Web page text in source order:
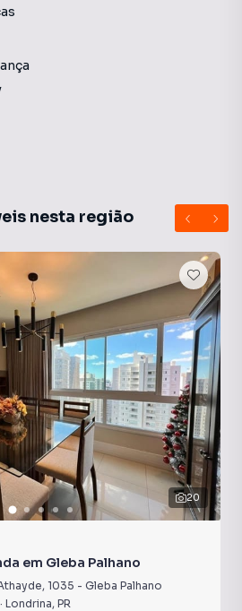
nesta região
20
em Gleba Palhano
, 1035 - Gleba Palhano
· Londrina, PR